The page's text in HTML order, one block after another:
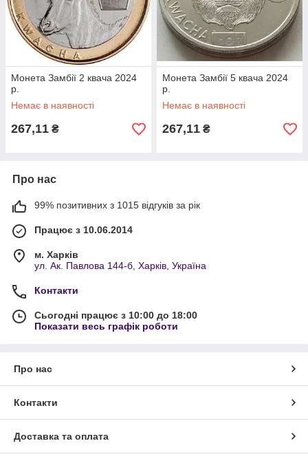
Монета Замбії 2 квача 2024
р.
Немає в наявності
267,11 ₴
Монета Замбії 5 квача 2024
р.
Немає в наявності
267,11 ₴
Про нас
99% позитивних з 1015 відгуків за рік
Працює з 10.06.2014
м. Харків
ул. Ак. Павлова 144-б, Харків, Україна
Контакти
Сьогодні працює з 10:00 до 18:00
Показати весь графік роботи
Про нас
Контакти
Доставка та оплата